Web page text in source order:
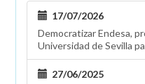
17/07/2026
Democratizar Endesa,
Universidad de Sevilla
27/06/2025